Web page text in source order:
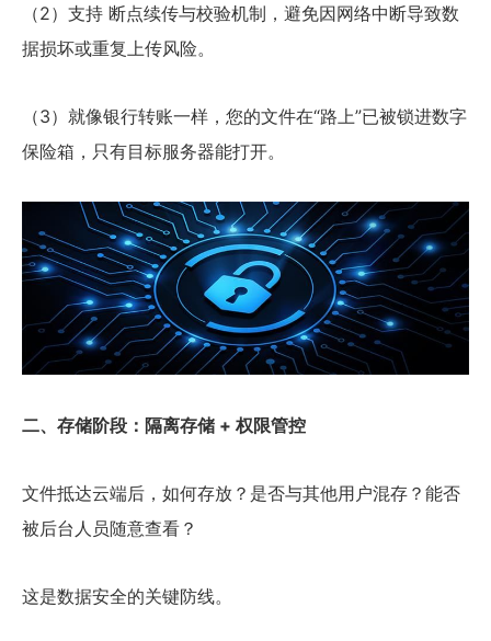
（2）支持 断点续传与校验机制，避免因网络中断导致数
据损坏或重复上传风险。
（3）就像银行转账一样，您的文件在“路上”已被锁进数字
保险箱，只有目标服务器能打开。
二、存储阶段：隔离存储 + 权限管控
文件抵达云端后，如何存放？是否与其他用户混存？能否
被后台人员随意查看？
这是数据安全的关键防线。